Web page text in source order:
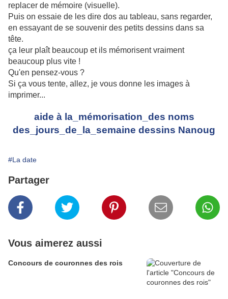
replacer de mémoire (visuelle).
Puis on essaie de les dire dos au tableau, sans regarder,
en essayant de se souvenir des petits dessins dans sa
tête.
ça leur plaît beaucoup et ils mémorisent vraiment
beaucoup plus vite !
Qu'en pensez-vous ?
Si ça vous tente, allez, je vous donne les images à
imprimer...
aide à la_mémorisation_des noms
des_jours_de_la_semaine dessins Nanoug
#La date
Partager
Vous aimerez aussi
Concours de couronnes des rois